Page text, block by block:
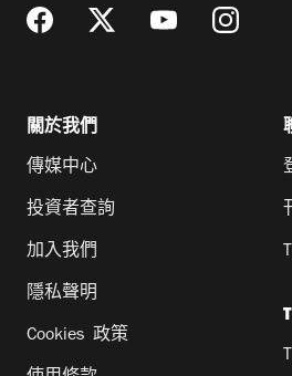
關於我們
傳媒中心
投資者查詢
加入我們
隱私聲明
Cookies 政策